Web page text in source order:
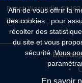
Afin de vous offrir la
des cookies : pour
récolter des
du site et vous
sécurité. Vous
En savoir
Roost-Warendin,
Lewarde